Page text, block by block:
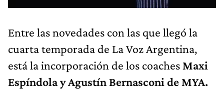
Entre las novedades con las que llegó la
cuarta temporada de La Voz Argentina,
está la incorporación de los coaches Maxi
Espíndola y Agustín Bernasconi de MYA.